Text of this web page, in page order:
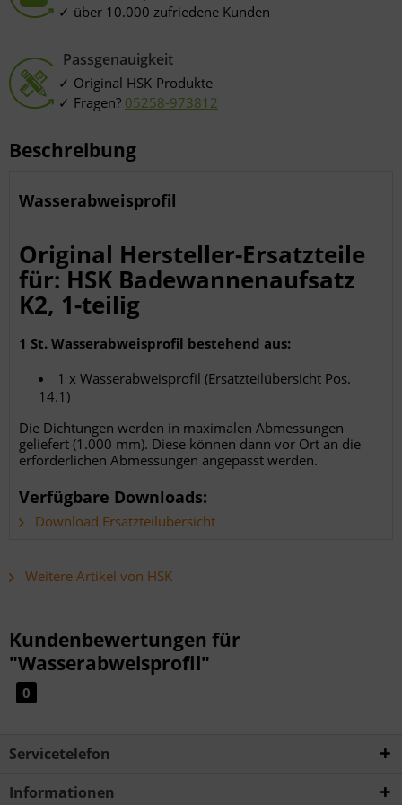
über 10.000 zufriedene Kunden
Passgenauigkeit
Original HSK-Produkte
Fragen? 05258-973812
Beschreibung
Wasserabweisprofil
Original Hersteller-Ersatzteile
für: HSK Badewannenaufsatz
K2, 1-teilig
1 St. Wasserabweisprofil bestehend aus:
1 x Wasserabweisprofil (Ersatzteilübersicht Pos.
14.1)
Die Dichtungen werden in maximalen Abmessungen
geliefert (1.000 mm). Diese können dann vor Ort an die
erforderlichen Abmessungen angepasst werden.
Verfügbare Downloads:
Download Ersatzteilübersicht
Weitere Artikel von HSK
Kundenbewertungen für
"Wasserabweisprofil"
0
Servicetelefon
Informationen